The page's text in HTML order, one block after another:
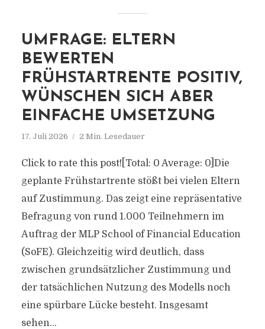
UMFRAGE: ELTERN
BEWERTEN
FRÜHSTARTRENTE POSITIV,
WÜNSCHEN SICH ABER
EINFACHE UMSETZUNG
17. Juli 2026 2 Min. Lesedauer
Click to rate this post![Total: 0 Average: 0]Die
geplante Frühstartrente stößt bei vielen Eltern
auf Zustimmung. Das zeigt eine repräsentative
Befragung von rund 1.000 Teilnehmern im
Auftrag der MLP School of Financial Education
(SoFE). Gleichzeitig wird deutlich, dass
zwischen grundsätzlicher Zustimmung und
der tatsächlichen Nutzung des Modells noch
eine spürbare Lücke besteht. Insgesamt
sehen...